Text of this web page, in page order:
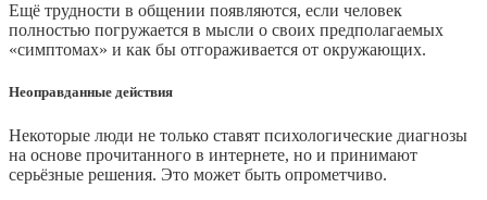
Ещё трудности в общении появляются, если человек
полностью погружается в мысли о своих предполагаемых
«симптомах» и как бы отгораживается от окружающих.
Неоправданные действия
Некоторые люди не только ставят психологические диагнозы
на основе прочитанного в интернете, но и принимают
серьёзные решения. Это может быть опрометчиво.